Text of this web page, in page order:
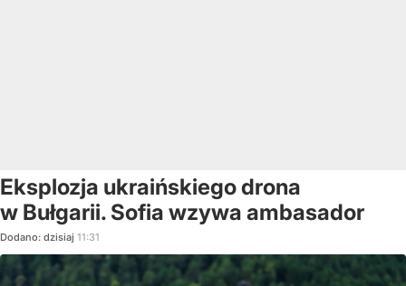
Eksplozja ukraińskiego drona
w Bułgarii. Sofia wzywa ambasador
Dodano: dzisiaj 11:31